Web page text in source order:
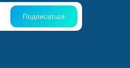
Подписаться